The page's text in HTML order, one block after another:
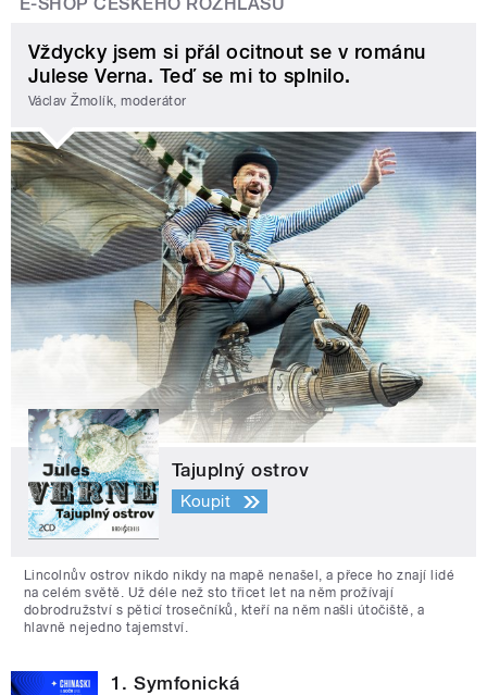
Vždycky jsem si přál ocitnout se v románu
Julese Verna. Teď se mi to splnilo.
Václav Žmolík, moderátor
Tajuplný ostrov
Koupit
Lincolnův ostrov nikdo nikdy na mapě nenašel, a přece ho znají lidé
na celém světě. Už déle než sto třicet let na něm prožívají
dobrodružství s pěticí trosečníků, kteří na něm našli útočiště, a
hlavně nejedno tajemství.
1. Symfonická